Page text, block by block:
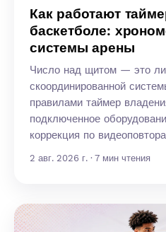
Как работают
баскетболе:
системы арены
Число над щитом — это
скоординированной
правилами таймер
подключенное
коррекция по
2 авг. 2026 г. · 7 мин чтения